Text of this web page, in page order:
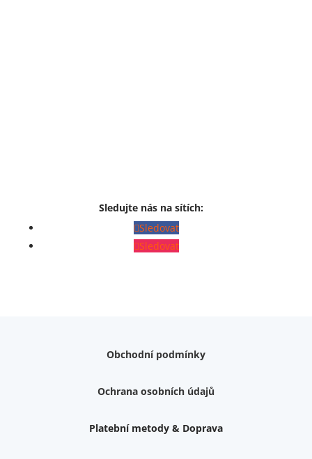
Sledujte nás na sítích:
Sledovat
Sledovat
Obchodní podmínky
Ochrana osobních údajů
Platební metody & Doprava